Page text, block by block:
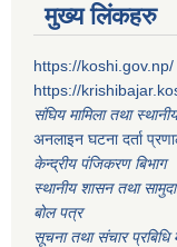
मुख्य लिंकहरु
https://koshi.gov.np/
https://
संघिय मामिला तथा
अनलाइन घटना दर्ता
केन्द्रीय पंजिकरण बिभाग
स्थानीय शासन तथा
बोल पत्र
सूचना तथा संचार प्रबिधि